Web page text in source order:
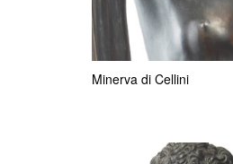
Minerva di Cellini